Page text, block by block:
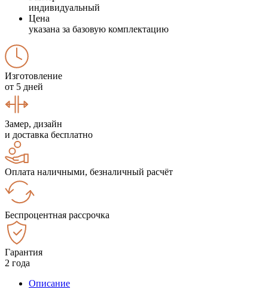
индивидуальный
Цена
указана за базовую комплектацию
Изготовление
от 5 дней
Замер, дизайн
и доставка бесплатно
Оплата наличными, безналичный расчёт
Беспроцентная рассрочка
Гарантия
2 года
Описание